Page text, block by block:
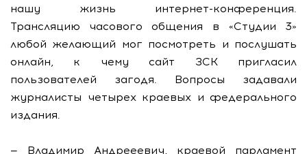
нашу жизнь интернет-конференция.
Трансляцию часового общения в «Студии 3»
любой желающий мог посмотреть и послушать
онлайн, к чему сайт ЗСК пригласил
пользователей загодя. Вопросы задавали
журналисты четырех краевых и федерального
издания.
— Владимир Андрееевич, краевой парламент